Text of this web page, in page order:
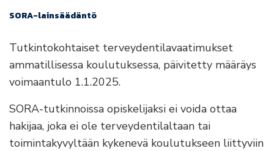
SORA-lainsäädäntö
Tutkintokohtaiset terveydentilavaatimukset
ammatillisessa koulutuksessa, päivitetty määräys
voimaantulo 1.1.2025.
SORA-tutkinnoissa opiskelijaksi ei voida ottaa
hakijaa, joka ei ole terveydentilaltaan tai
toimintakyvyltään kykenevä koulutukseen liittyviin